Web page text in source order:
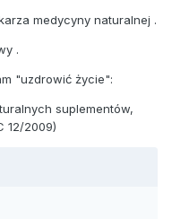
medycyny naturalnej .
.
"uzdrowić życie":
suplementów,
12/2009)